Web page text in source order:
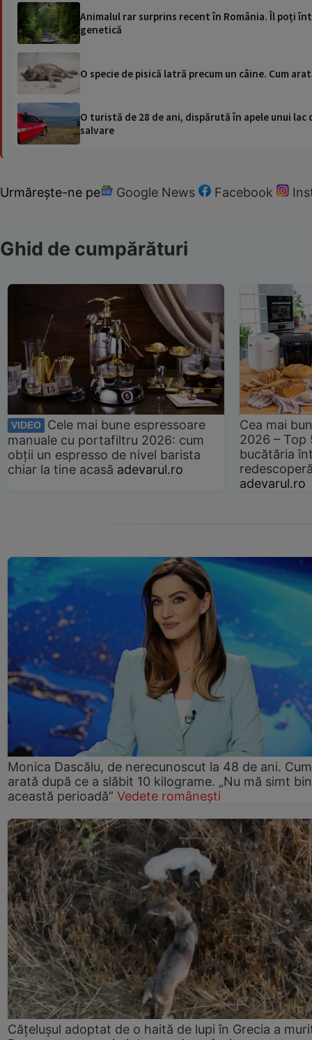
Animalul rar surprins recent în România. Îl poți
genetică
O specie de pisică latră precum un câine. Cum
O turistă de 28 de ani, dispărută în apele unui
salvare
Urmărește-ne pe Google News Facebook
Ghid de cumpărături
VIDEO
Cele mai bune espressoare
manuale cu portafiltru 2026: cum
obții un espresso de nivel barista
chiar la tine acasă adevarul.ro
Cea mai
2026 –
bucătăria
adevarul.ro
Monica Dascălu, de nerecunoscut la 48 de ani. Cum
arată după ce a slăbit 10 kilograme. „Nu mă simt
această perioadă” Vedete românești
Cățelușul adoptat de o haită de lupi în Grecia a